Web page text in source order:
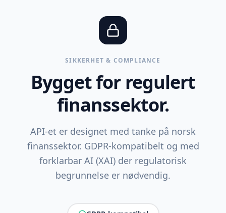
SIKKERHET & COMPLIANCE
Bygget for regulert
finanssektor.
API-et er designet med tanke på norsk
finanssektor. GDPR-kompatibelt og med
forklarbar AI (XAI) der regulatorisk
begrunnelse er nødvendig.